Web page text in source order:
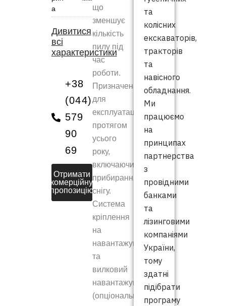
а
Дивитися
всі
характеристики
+38
(044)
579
90
69
Отримати
комерційну
пропозицію
що
зменшує
кількість
пилу під
час
роботи.
Призначена
для
експлуатації
протягом
усього
року,
включаючи
прибирання
снігу.
Система
кріплення
на
навантажувач
та
вилковий
навантажувач
(опціонально)
та
колісних
екскаваторів,
тракторів
та
навісного
обладнання.
Ми
працюємо
на
принципах
партнерства
з
провідними
банками
та
лізинговими
компаніями
України,
тому
здатні
підібрати
програму